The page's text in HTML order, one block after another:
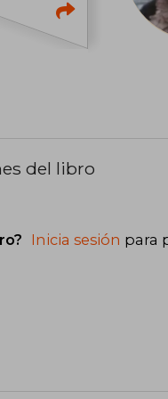
del libro
Inicia sesión para